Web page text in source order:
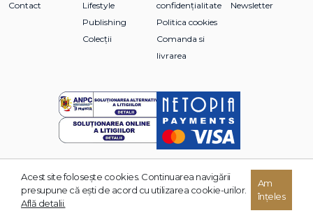
Contact
Lifestyle
Publishing
Colecții
confidențialitate
Politica cookies
Comanda si
livrarea
Newsletter
© 2026 Grupul Editorial TREI. Toate drepturile rezervate.
Acest site foloseşte cookies. Continuarea navigării
presupune că eşti de acord cu utilizarea cookie-urilor.
Află detalii.
Am
înțeles